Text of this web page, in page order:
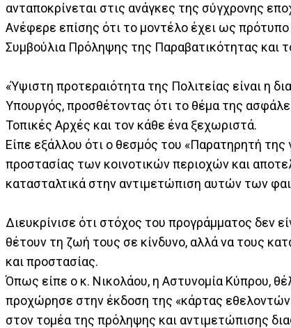
ανταποκρίνεται στις ανάγκες της σύγχρονης
Ανέφερε επίσης ότι το μοντέλο έχει ως
Συμβούλια Πρόληψης της Παραβατικότητας και
«Ύψιστη προτεραιότητα της Πολιτείας είναι η
Υπουργός, προσθέτοντας ότι το θέμα της
Τοπικές Αρχές και τον κάθε ένα ξεχωριστά.
Είπε εξάλλου ότι ο θεσμός του «Παρατηρητή
προστασίας των κοινοτικών περιοχών και
κατασταλτικά στην αντιμετώπιση αυτών των
Διευκρίνισε ότι στόχος του προγράμματος δεν
θέτουν τη ζωή τους σε κίνδυνο, αλλά να τους
και προστασίας.
Όπως είπε ο κ. Νικολάου, η Αστυνομία Κύπρου,
προχώρησε στην έκδοση της «κάρτας
στον τομέα της πρόληψης και αντιμετώπισης